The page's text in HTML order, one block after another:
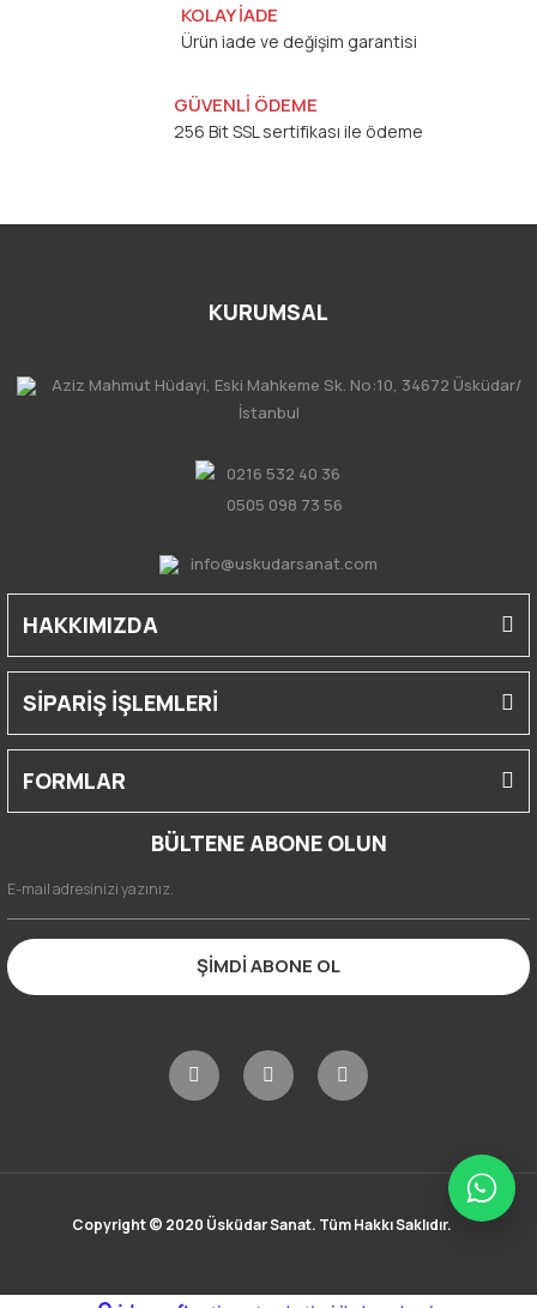
KOLAY İADE
Ürün iade ve değişim garantisi
GÜVENLİ ÖDEME
256 Bit SSL sertifikası ile ödeme
KURUMSAL
Aziz Mahmut Hüdayi, Eski Mahkeme Sk. No:10, 34672 Üsküdar/
İstanbul
0216 532 40 36
0505 098 73 56
info@uskudarsanat.com
HAKKIMIZDA
SİPARİŞ İŞLEMLERİ
FORMLAR
BÜLTENE ABONE OLUN
ŞİMDİ ABONE OL
Copyright © 2020 Üsküdar Sanat. Tüm Hakkı Saklıdır.